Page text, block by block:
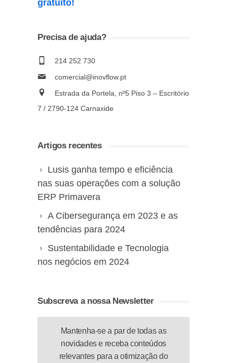
gratuito!
Precisa de ajuda?
214 252 730
comercial@inovflow.pt
Estrada da Portela, nº5 Piso 3 – Escritório
7 / 2790-124 Carnaxide
Artigos recentes
Lusis ganha tempo e eficiência
nas suas operações com a solução
ERP Primavera
A Cibersegurança em 2023 e as
tendências para 2024
Sustentabilidade e Tecnologia
nos negócios em 2024
Subscreva a nossa Newsletter
Mantenha-se a par de todas as
novidades e receba conteúdos
relevantes para a otimização do